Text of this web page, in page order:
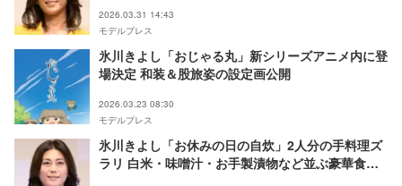
2026.03.31 14:43
モデルプレス
氷川きよし「おじゃる丸」新シリーズアニメ内に登
場決定 和装＆股旅姿の設定画公開
2026.03.23 08:30
モデルプレス
氷川きよし「お休みの日の自炊」2人分の手料理ズ
ラリ 白米・味噌汁・お手製漬物など並ぶ豪華食卓